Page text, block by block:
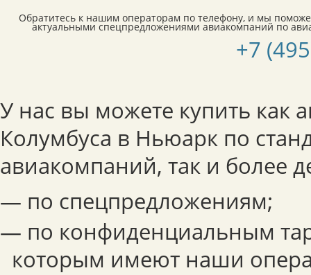
Обратитесь к нашим операторам по телефону, и мы
актуальными спецпредложениями авиакомпаний по
+7
У нас вы можете купить как
Колумбуса в Ньюарк по
авиакомпаний, так и более
— по спецпредложениям;
— по конфиденциальным
которым имеют наши